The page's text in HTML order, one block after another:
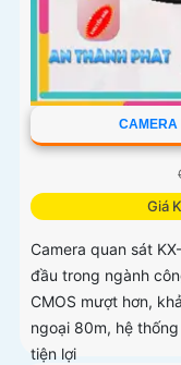
CAMERA
Giá
Camera quan sát
đầu trong ngành
CMOS mượt hơn,
ngoại 80m, hệ
tiện lợi